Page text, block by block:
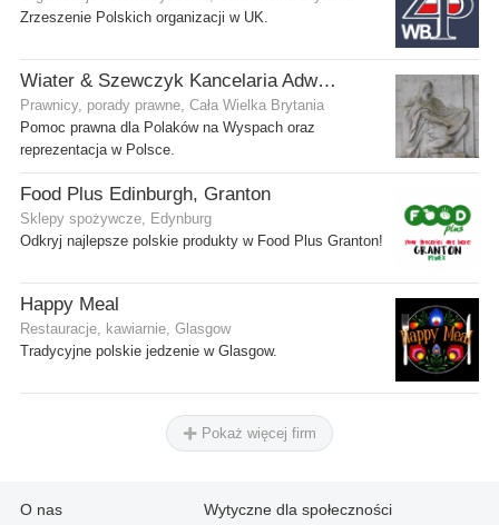
Zrzeszenie Polskich organizacji w UK.
Wiater & Szewczyk Kancelaria Adwokacka
Prawnicy, porady prawne, Cała Wielka Brytania
Pomoc prawna dla Polaków na Wyspach oraz
reprezentacja w Polsce.
Food Plus Edinburgh, Granton
Sklepy spożywcze, Edynburg
Odkryj najlepsze polskie produkty w Food Plus Granton!
Happy Meal
Restauracje, kawiarnie, Glasgow
Tradycyjne polskie jedzenie w Glasgow.
Pokaż więcej firm
O nas Wytyczne dla społeczności